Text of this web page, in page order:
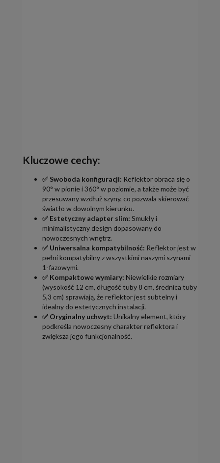
Kluczowe cechy:
✅ Swoboda konfiguracji: Reflektor obraca się o
90° w pionie i 360° w poziomie, a także może być
przesuwany wzdłuż szyny, co pozwala skierować
światło w dowolnym kierunku.
✅ Estetyczny adapter slim: Smukły i
minimalistyczny design dopasowany do
nowoczesnych wnętrz.
✅ Uniwersalna kompatybilność: Reflektor jest w
pełni kompatybilny z wszystkimi naszymi szynami
1-fazowymi.
✅ Kompaktowe wymiary: Niewielkie rozmiary
(wysokość 12 cm, długość tuby 8 cm, średnica tuby
5,3 cm) sprawiają, że reflektor jest subtelny i
idealny do estetycznych instalacji.
✅ Oryginalny uchwyt: Unikalny element, który
podkreśla nowoczesny charakter reflektora i
zwiększa jego funkcjonalność.